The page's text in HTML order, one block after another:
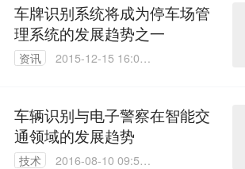
车牌识别系统将成为停车场管
理系统的发展趋势之一
资讯
2015-12-15 16:03:
车辆识别与电子警察在智能交
通领域的发展趋势
技术
2016-08-10 09:58: